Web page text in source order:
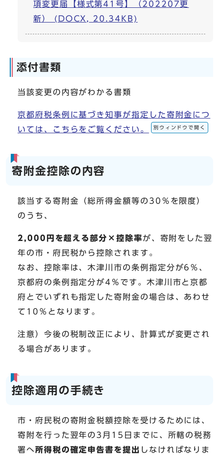
項変更届【様式第41号】（202207更
新） (DOCX, 20.34KB)
添付書類
当該変更の内容がわかる書類
京都府税条例に基づき知事が指定した寄附金につ
いては、こちらをご覧ください。
別ウィンドウで開く
寄附金控除の内容
該当する寄附金（総所得金額等の30％を限度）
のうち、
2,000円を超える部分×控除率が、寄附をした翌
年の市・府民税から控除されます。
なお、控除率は、木津川市の条例指定分が6％、
京都府の条例指定分が4％です。木津川市と京都
府とでいずれも指定した寄附金の場合は、あわせ
て10％となります。
注意）今後の税制改正により、計算式が変更され
る場合があります。
控除適用の手続き
市・府民税の寄附金税額控除を受けるためには、
寄附を行った翌年の3月15日までに、所轄の税務
署へ所得税の確定申告書を提出 しなければなりま